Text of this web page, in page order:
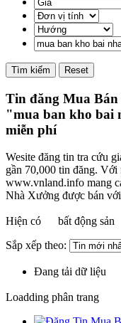
Tìm kiếm Reset
Tin đăng Mua
"mua ban kho bai
miễn phí
Wesite đăng tin tra cứu
gần 70,000 tin đăng.
www.vnland.info mang
Nhà Xưởng được bán
Hiện có
bất động sản
Sắp xếp theo:
Đang tải dữ liệu
Loadding phân trang